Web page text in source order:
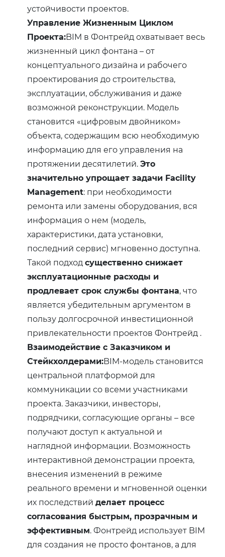
устойчивости проектов.
Управление Жизненным Циклом
Проекта:BIM в Фонтрейд охватывает весь
жизненный цикл фонтана – от
концептуального дизайна и рабочего
проектирования до строительства,
эксплуатации, обслуживания и даже
возможной реконструкции. Модель
становится «цифровым двойником»
объекта, содержащим всю необходимую
информацию для его управления на
протяжении десятилетий.Это
значительно упрощает задачи Facility
Management: при необходимости
ремонта или замены оборудования, вся
информация о нем (модель,
характеристики, дата установки,
последний сервис) мгновенно доступна.
Такой подходсущественно снижает
эксплуатационные расходы и
продлевает срок службы фонтана, что
является убедительным аргументом в
пользу долгосрочной инвестиционной
привлекательности проектов Фонтрейд .
Взаимодействие с Заказчиком и
Стейкхолдерами:BIM-модель становится
центральной платформой для
коммуникации со всеми участниками
проекта. Заказчики, инвесторы,
подрядчики, согласующие органы – все
получают доступ к актуальной и
наглядной информации. Возможность
интерактивной демонстрации проекта,
внесения изменений в режиме
реального времени и мгновенной оценки
их последствийделает процесс
согласования быстрым, прозрачным и
эффективным. Фонтрейд использует BIM
для создания не просто фонтанов, а для